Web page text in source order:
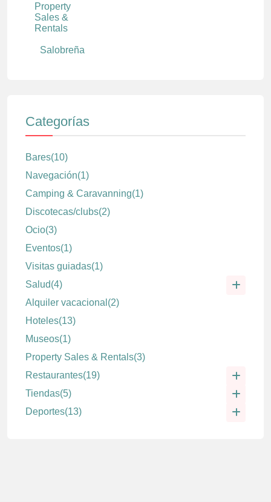
Property
Sales &
Rentals
Salobreña
Categorías
Bares(10)
Navegación(1)
Camping & Caravanning(1)
Discotecas/clubs(2)
Ocio(3)
Eventos(1)
Visitas guiadas(1)
Salud(4)
Alquiler vacacional (2)
Hoteles(13)
Museos(1)
Property Sales & Rentals(3)
Restaurantes(19)
Tiendas(5)
Deportes(13)